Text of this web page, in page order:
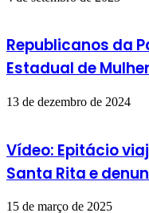
Republicanos da
Estadual de
13 de dezembro de 2024
Vídeo: Epitácio
Santa Rita e
15 de março de 2025